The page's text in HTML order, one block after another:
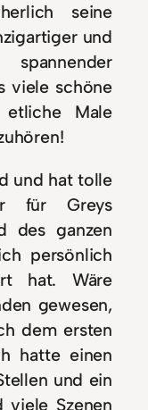
seine
und
viele schöne
Male
und hat tolle
für Greys
des ganzen
persönlich
hat. Wäre
gewesen,
dem ersten
hatte einen
und ein
viele Szenen